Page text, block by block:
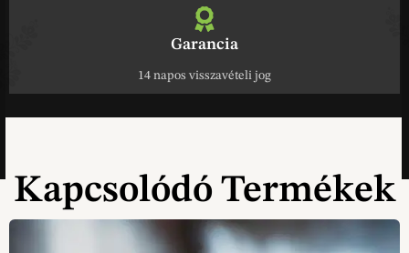
Garancia
14 napos visszavételi jog
Kapcsolódó Termékek